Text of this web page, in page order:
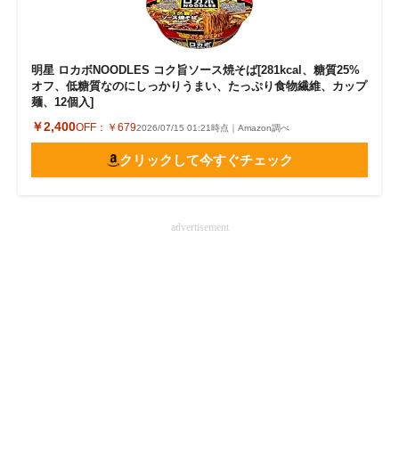
明星 ロカボNOODLES コク旨ソース焼そば[281kcal、糖質25%
オフ、低糖質なのにしっかりうまい、たっぷり食物繊維、カップ
麺、12個入]
￥2,400OFF： ￥6792026/07/15 01:21時点｜Amazon調べ
クリックして今すぐチェック
advertisement